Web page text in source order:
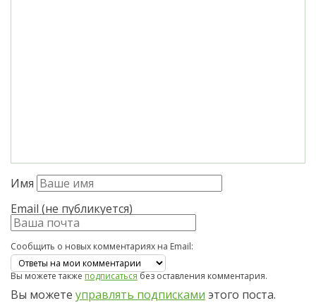
Имя
Email (не публикуется)
Сообщить о новых комментариях на Email:
Вы можете такжеподписатьсябез оставления комментария.
Вы можете управлять подписками этого поста.